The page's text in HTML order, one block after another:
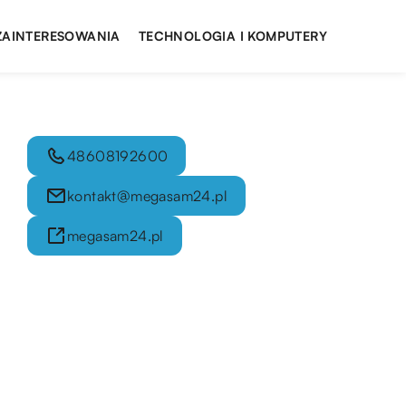
TECHNOLOGIA I KOMPUTERY
48608192600
kontakt@megasam24.pl
megasam24.pl